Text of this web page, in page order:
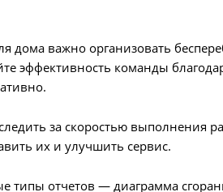
дома важно организовать
эффективность команды
за скоростью выполнения
их и улучшить сервис.
типы отчетов — диаграмма